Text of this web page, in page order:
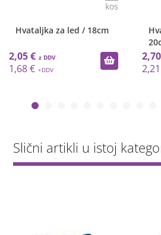
kos
Hvataljka za led / 18cm
2,05 €
1,68 €
Slični artikli u istoj